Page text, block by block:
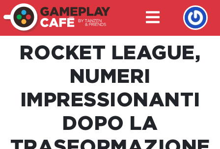
ROCKET LEAGUE,
NUMERI
IMPRESSIONANTI
DOPO LA